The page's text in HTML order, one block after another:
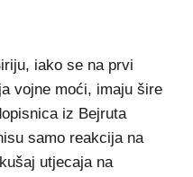
iako se na prvi
vojne moći, imaju šire
iz Bejruta
samo reakcija na
utjecaja na